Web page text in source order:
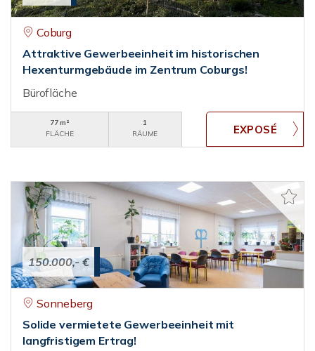
Coburg
Attraktive Gewerbeeinheit im historischen
Hexenturmgebäude im Zentrum Coburgs!
Bürofläche
77 m²
FLÄCHE
1
RÄUME
150.000,- €
Sonneberg
Solide vermietete Gewerbeeinheit mit
langfristigem Ertrag!